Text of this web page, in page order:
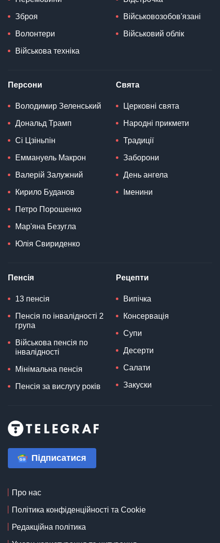
Зброя
Волонтери
Військова техніка
Військовозобов'язані
Військовий облік
Персони
Володимир Зеленський
Дональд Трамп
Сі Цзіньпін
Еммануель Макрон
Валерій Залужний
Кирило Буданов
Петро Порошенко
Мар'яна Безугла
Юлія Свириденко
Свята
Церковні свята
Народні прикмети
Традиції
Заборони
День ангела
Іменини
Пенсія
13 пенсія
Пенсія по інвалідності 2
група
Військова пенсія по
інвалідності
Мінімальна пенсія
Пенсія за вислугу років
Рецепти
Випічка
Консервація
Супи
Десерти
Салати
Закуски
Підписатися
Про нас
Політика конфіденційності та Cookie
Редакційна політика